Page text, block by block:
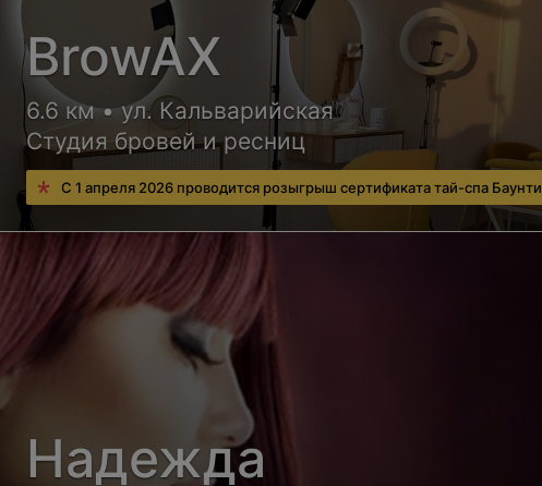
BrowAX
6.6 км • ул. Кальварийская
Студия бровей и ресниц
С 1 апреля 2026 проводится розыгрыш сертификата тай-спа Баунти
Надежда